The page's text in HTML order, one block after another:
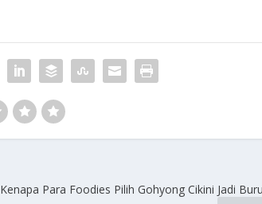
Kenapa Para Foodies Pilih Gohyong Cikini Jadi